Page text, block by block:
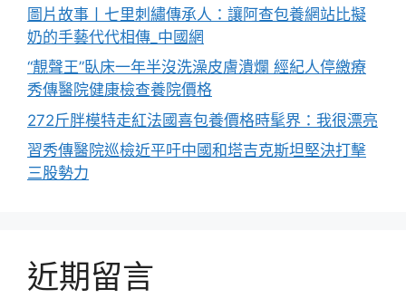
圖片故事丨七里刺繡傳承人：讓阿查包養網站比擬
奶的手藝代代相傳_中國網
“靚聲王”臥床一年半沒洗澡皮膚潰爛 經紀人停繳療
秀傳醫院健康檢查養院價格
272斤胖模特走紅法國喜包養價格時髦界：我很漂亮
習秀傳醫院巡檢近平吁中國和塔吉克斯坦堅決打擊
三股勢力
近期留言